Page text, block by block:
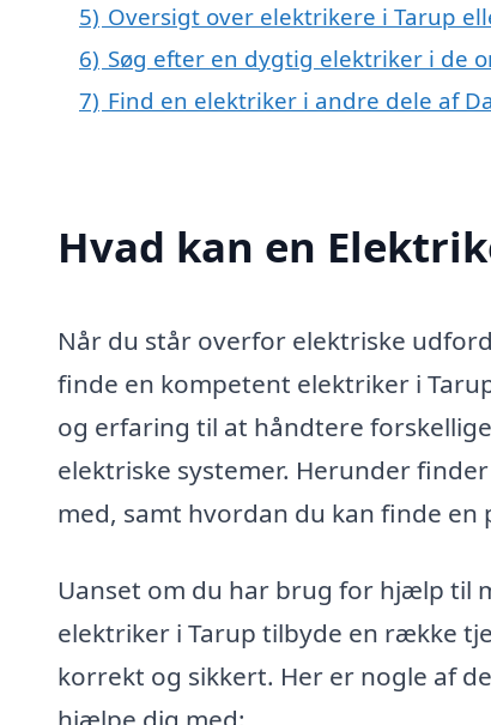
5) Oversigt over elektrikere i Tarup
6) Søg efter en dygtig elektriker i de
7) Find en elektriker i andre dele af
Hvad kan en
Når du står overfor elektriske
finde en kompetent elektriker i
og erfaring til at håndtere
elektriske systemer. Herunder
med, samt hvordan du kan finde
Uanset om du har brug for hjælp til
elektriker i Tarup tilbyde en række
korrekt og sikkert. Her er nogle af